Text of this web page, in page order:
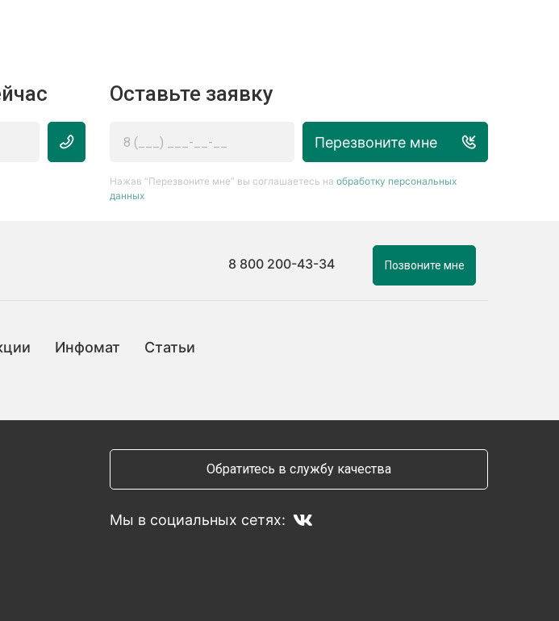
Оставьте заявку
Перезвоните мне
Нажав “Перезвоните мне” вы соглашаетесь на обработку персональных
данных
8 800 200-43-34 Позвоните мне
Инфомат Статьи
Обратитесь в службу качества
Мы в социальных сетях: